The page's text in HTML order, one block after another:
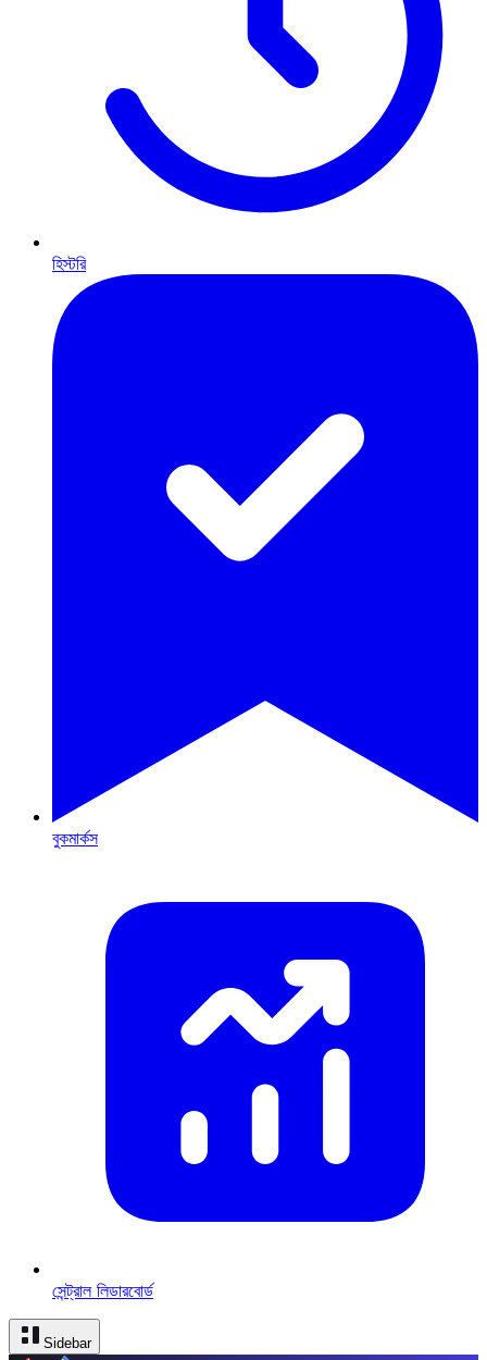
হিস্টরি
বুকমার্কস
সেন্ট্রাল লিডারবোর্ড
Sidebar